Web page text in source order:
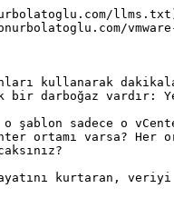
kullanarak
bir darboğaz vardır:
şablon sadece o
varsa? Her
kurtaran,